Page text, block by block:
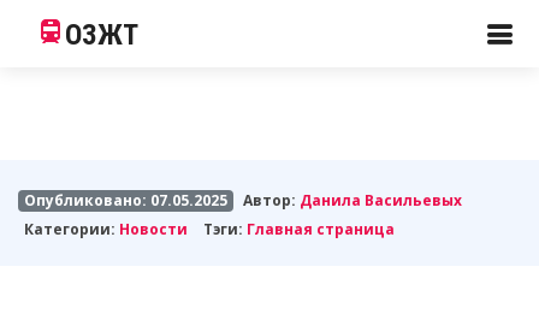
ОЗЖТ
Опубликовано: 07.05.2025 Автор: Данила Васильевых
Категории: Новости Тэги: Главная страница